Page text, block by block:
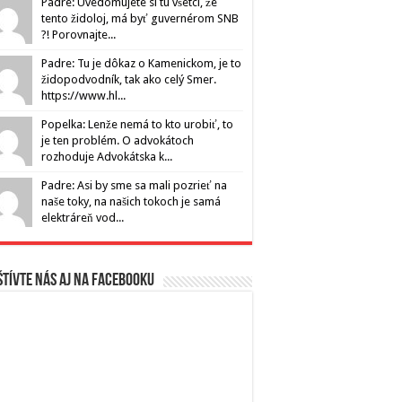
tento židoloj, má byť guvernérom SNB
?! Porovnajte...
Padre: Tu je dôkaz o Kamenickom, je to
židopodvodník, tak ako celý Smer.
https://www.hl...
Popelka: Lenže nemá to kto urobiť, to
je ten problém. O advokátoch
rozhoduje Advokátska k...
Padre: Asi by sme sa mali pozrieť na
naše toky, na našich tokoch je samá
elektráreň vod...
nás aj na Facebooku